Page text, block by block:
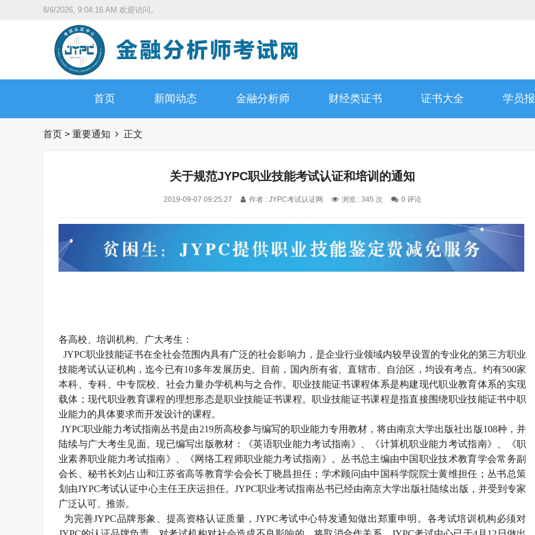
8/6/2026, 9:04:17 AM 欢迎访问。
首页 新闻动态 金融分析师 财经类证书 证书大全 学员
首页 > 重要通知 正文
关于规范JYPC职业技能考试认证和培训的通知
2019-09-07 09:25:27 作者 : JYPC考试认证网 浏览 : 345 次 0 评论
各高校、培训机构、广大考生：
JYPC职业技能证书在全社会范围内具有广泛的社会影响力，是企业行业领域内较早设置的专业化的第三方职业
技能考试认证机构，迄今已有10多年发展历史。目前，国内所有省、直辖市、自治区，均设有考点。约有500家
本科、专科、中专院校、社会力量办学机构与之合作。职业技能证书课程体系是构建现代职业教育体系的实现
载体；现代职业教育课程的理想形态是职业技能证书课程。职业技能证书课程是指直接围绕职业技能证书中职
业能力的具体要求而开发设计的课程。
JYPC职业能力考试指南丛书是由219所高校参与编写的职业能力专用教材，将由南京大学出版社出版108种，并
陆续与广大考生见面。现已编写出版教材：《英语职业能力考试指南》、《计算机职业能力考试指南》、《职
业素养职业能力考试指南》、《网络工程师职业能力考试指南》。丛书总主编由中国职业技术教育学会常务副
会长、秘书长刘占山和江苏省高等教育学会会长丁晓昌担任；学术顾问由中国科学院院士黄维担任；丛书总策
划由JYPC考试认证中心主任王庆运担任。JYPC职业考试指南丛书已经由南京大学出版社陆续出版，并受到专家
广泛认可、推崇。
为完善JYPC品牌形象、提高资格认证质量，JYPC考试中心特发通知做出郑重申明。各考试培训机构必须对